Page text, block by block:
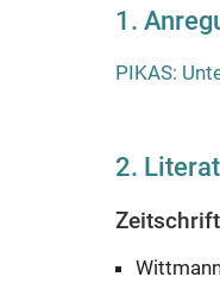
1.
PIKAS:
2.